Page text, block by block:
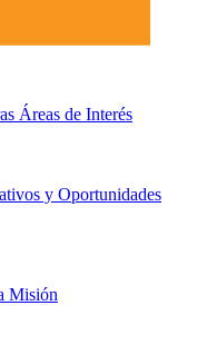
Áreas de Interés
y Oportunidades
Misión